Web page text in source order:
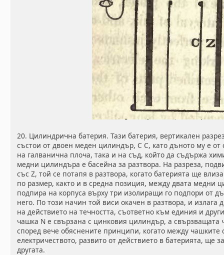
20. Цилиндрична батерия. Тази батерия, вертикален
състои от двоен меден цилиндър, С С, като дъното му е от
на галванична плоча, така и на съд, който да съдържа
медни цилиндъра е басейна за разтвора. На разреза,
със Z, той се потапя в разтвора, когато батерията ще
по размер, както и в средна позиция, между двата медни
подпира на корпуса върху три изолиращи го подпори от
него. По този начин той виси окачен в разтвора, и
на действието на течността, съответно към единия и
чашка N е свързана с цинковия цилиндър, а
според вече обяснените принципи, когато между
електричеството, развито от действието в батерията, ще
другата.